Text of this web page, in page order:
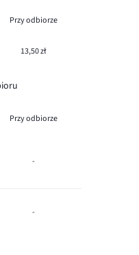
Przy odbiorze
13,50 zł
Przy odbiorze
-
-